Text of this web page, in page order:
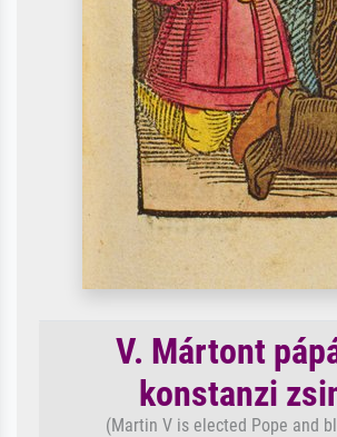
V. Mártont
konstanzi
(Martin V is elected Pope and